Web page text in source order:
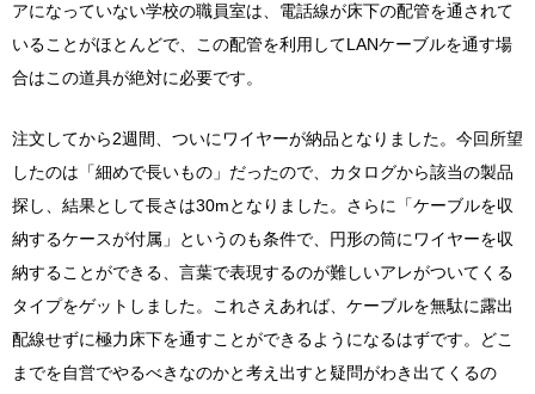
アになっていない学校の職員室は、電話線が床下の配管を通されて
いることがほとんどで、この配管を利用してLANケーブルを通す場
合はこの道具が絶対に必要です。
注文してから2週間、ついにワイヤーが納品となりました。今回所望
したのは「細めで長いもの」だったので、カタログから該当の製品
探し、結果として長さは30mとなりました。さらに「ケーブルを収
納するケースが付属」というのも条件で、円形の筒にワイヤーを収
納することができる、言葉で表現するのが難しいアレがついてくる
タイプをゲットしました。これさえあれば、ケーブルを無駄に露出
配線せずに極力床下を通すことができるようになるはずです。どこ
までを自営でやるべきなのかと考え出すと疑問がわき出てくるの